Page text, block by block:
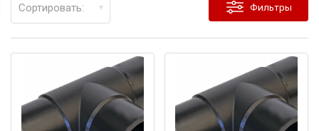
Фильтры
Сортировать: